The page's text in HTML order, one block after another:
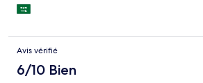
Avis vérifié
6/10 Bien